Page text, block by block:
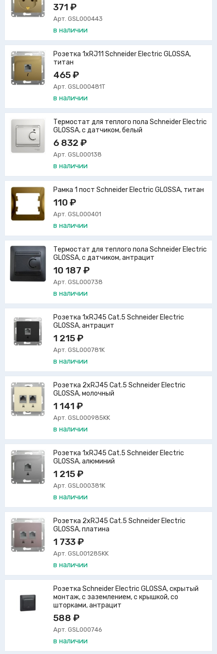
371 ₽
Арт. GSL000443
в наличии
Розетка 1xRJ11 Schneider Electric GLOSSA,
титан
465 ₽
Арт. GSL000481T
в наличии
Термостат для теплого пола Schneider Electric
GLOSSA, с датчиком, белый
6 832 ₽
Арт. GSL000138
в наличии
Рамка 1 пост Schneider Electric GLOSSA, титан
110 ₽
Арт. GSL000401
в наличии
Термостат для теплого пола Schneider Electric
GLOSSA, с датчиком, антрацит
10 187 ₽
Арт. GSL000738
в наличии
Розетка 1xRJ45 Cat.5 Schneider Electric
GLOSSA, антрацит
1 215 ₽
Арт. GSL000781K
в наличии
Розетка 2xRJ45 Cat.5 Schneider Electric
GLOSSA, молочный
1 141 ₽
Арт. GSL000985KK
в наличии
Розетка 1xRJ45 Cat.5 Schneider Electric
GLOSSA, алюминий
1 215 ₽
Арт. GSL000381K
в наличии
Розетка 2xRJ45 Cat.5 Schneider Electric
GLOSSA, платина
1 733 ₽
Арт. GSL001285KK
в наличии
Розетка Schneider Electric GLOSSA, скрытый
монтаж, с заземлением, с крышкой, со
шторками, антрацит
588 ₽
Арт. GSL000746
в наличии